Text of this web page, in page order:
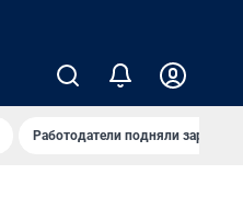
Работодатели подняли